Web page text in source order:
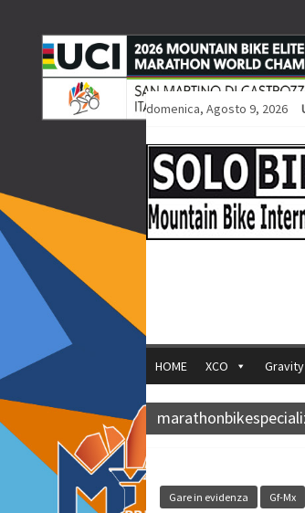
domenica, Agosto 9, 2026
HOME XCO Gravity
Gare in evidenza Gf-Mx